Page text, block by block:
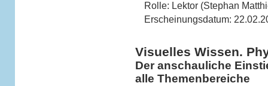
Rolle: Lektor (Stephan
Erscheinungsdatum:
Visuelles Wissen.
Der anschauliche
alle Themenbereiche